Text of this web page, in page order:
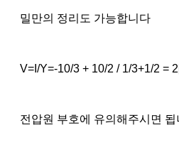
밀만의 정리도 가능합니다
V=I/Y=-10/3 + 10/2 / 1/3+1/2 =
전압원 부호에 유의해주시면 됩